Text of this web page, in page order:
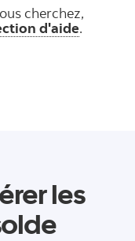
cherchez,
d'aide.
les